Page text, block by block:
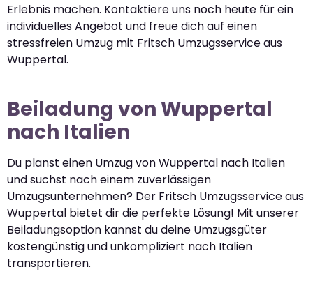
Erlebnis machen. Kontaktiere uns noch heute für ein
individuelles Angebot und freue dich auf einen
stressfreien Umzug mit Fritsch Umzugsservice aus
Wuppertal.
Beiladung von Wuppertal
nach Italien
Du planst einen Umzug von Wuppertal nach Italien
und suchst nach einem zuverlässigen
Umzugsunternehmen? Der Fritsch Umzugsservice aus
Wuppertal bietet dir die perfekte Lösung! Mit unserer
Beiladungsoption kannst du deine Umzugsgüter
kostengünstig und unkompliziert nach Italien
transportieren.